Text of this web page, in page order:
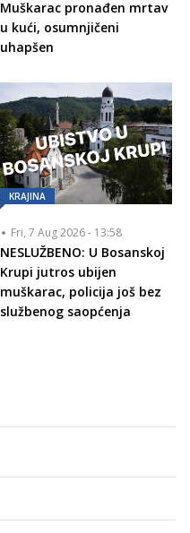
Muškarac pronađen mrtav
u kući, osumnjičeni
uhapšen
KRAJINA
Fri, 7 Aug 2026 - 13:58
NESLUŽBENO: U Bosanskoj
Krupi jutros ubijen
muškarac, policija još bez
službenog saopćenja